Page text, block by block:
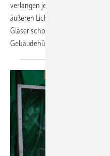
verlangen jedoch nach
äußeren Lichtverhältnisse
Gläser schon bald elementarer
Gebäudehülle werden.